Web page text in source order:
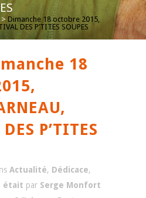
> Dimanche 18 octobre 2015,
DES P’TITES SOUPES
18
P’TITES
Actualité, Dédicace,
était par Serge Monfort